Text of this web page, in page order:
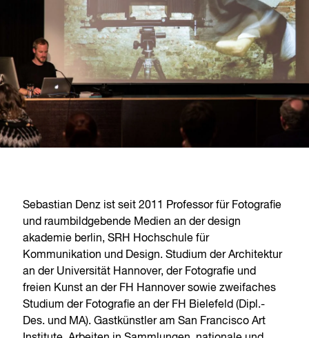
Sebastian Denz ist seit 2011 Professor für Fotografie
und raumbildgebende Medien an der design
akademie berlin, SRH Hochschule für
Kommunikation und Design. Studium der Architektur
an der Universität Hannover, der Fotografie und
freien Kunst an der FH Hannover sowie zweifaches
Studium der Fotografie an der FH Bielefeld (Dipl.-
Des. und MA). Gastkünstler am San Francisco Art